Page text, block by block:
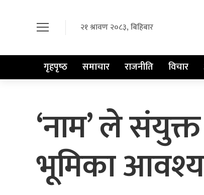
२१ श्रावण २०८३, बिहिबार
गृहपृष्‍ठ समाचार राजनीति विचार
‘नाम’ ले
भूमिका